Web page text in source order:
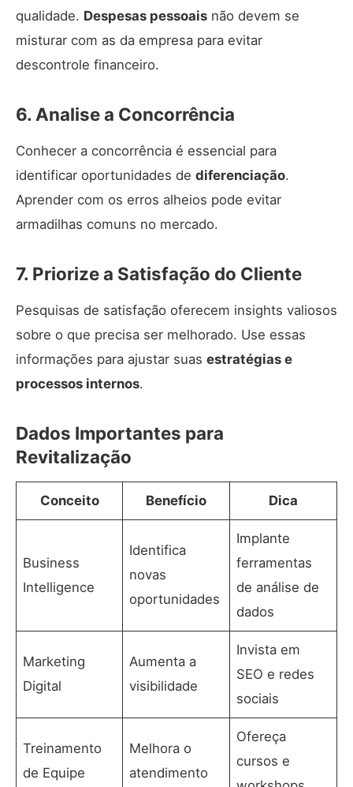
qualidade. Despesas pessoais não devem se
misturar com as da empresa para evitar
descontrole financeiro.
6. Analise a Concorrência
Conhecer a concorrência é essencial para
identificar oportunidades de diferenciação.
Aprender com os erros alheios pode evitar
armadilhas comuns no mercado.
7. Priorize a Satisfação do Cliente
Pesquisas de satisfação oferecem insights valiosos
sobre o que precisa ser melhorado. Use essas
informações para ajustar suas estratégias e
processos internos.
Dados Importantes para
Revitalização
Conceito Benefício Dica
Business
Intelligence
Identifica
novas
oportunidades
Implante
ferramentas
de análise de
dados
Marketing
Digital
Aumenta a
visibilidade
Invista em
SEO e redes
sociais
Treinamento
de Equipe
Melhora o
atendimento
Ofereça
cursos e